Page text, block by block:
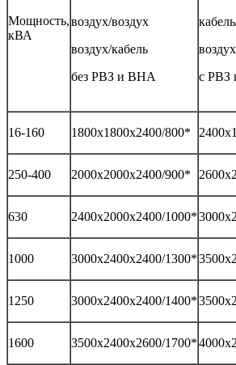
Мощность,
кВА
воздух/воздух
воздух/кабель
без РВЗ и ВНА
с РВЗ
16-160 1800х1800х2400/800*
250-400 2000х2000х2400/900*
630 2400х2000х2400/1000*
1000 3000х2400х2400/1300*
1250 3000х2400х2400/1400*
1600 3500х2400х2600/1700*